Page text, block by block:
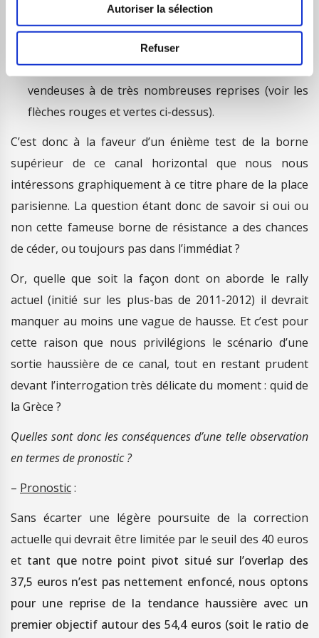
Autoriser la sélection
Refuser
au sein d’un large canal horizontal limité à la hausse
par la zone des 46/48 euros et, à la baisse, par celle
des 14/15 euros. Ces paliers ayant en effet
respectivement contenu les pressions acheteuses et
vendeuses à de très nombreuses reprises (voir les
flèches rouges et vertes ci-dessus).
C’est donc à la faveur d’un énième test de la borne
supérieur de ce canal horizontal que nous nous
intéressons graphiquement à ce titre phare de la place
parisienne. La question étant donc de savoir si oui ou
non cette fameuse borne de résistance a des chances
de céder, ou toujours pas dans l’immédiat ?
Or, quelle que soit la façon dont on aborde le rally
actuel (initié sur les plus-bas de 2011-2012) il devrait
manquer au moins une vague de hausse. Et c’est pour
cette raison que nous privilégions le scénario d’une
sortie haussière de ce canal, tout en restant prudent
devant l’interrogation très délicate du moment : quid de
la Grèce ?
Quelles sont donc les conséquences d’une telle observation
en termes de pronostic ?
– Pronostic:
Sans écarter une légère poursuite de la correction
actuelle qui devrait être limitée par le seuil des 40 euros
et tant que notre point pivot situé sur l’overlap des
37,5 euros n’est pas nettement enfoncé, nous optons
pour une reprise de la tendance haussière avec un
premier objectif autour des 54,4 euros (soit le ratio de